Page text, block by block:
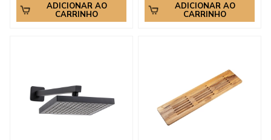
ADICIONAR AO
CARRINHO
ADICIONAR AO
CARRINHO